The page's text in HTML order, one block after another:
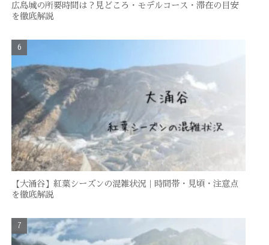
広島城の所要時間は？見どころ・モデルコース・滞在の目安
を徹底解説
【大涌谷】紅葉シーズンの混雑状況｜時間帯・見頃・注意点
を徹底解説